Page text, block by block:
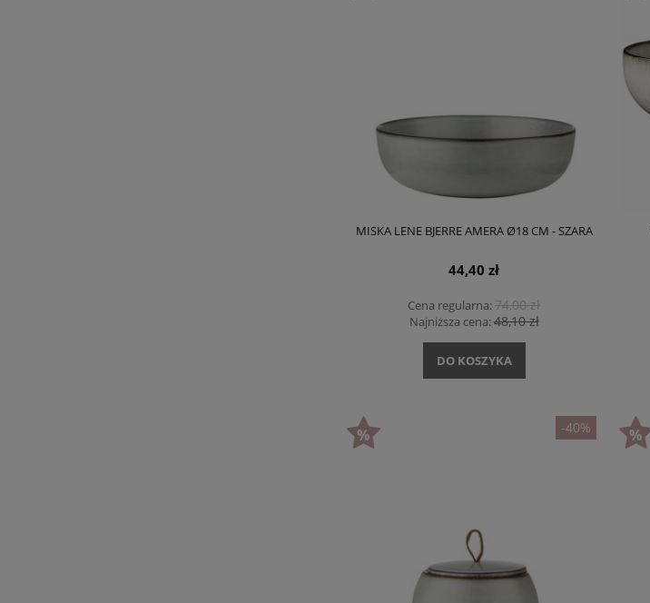
MISKA LENE BJERRE AMERA Ø18 CM - SZARA
44,40 zł
Cena regularna:74,00 zł
Najniższa cena:48,10 zł
DO KOSZYKA
-40%